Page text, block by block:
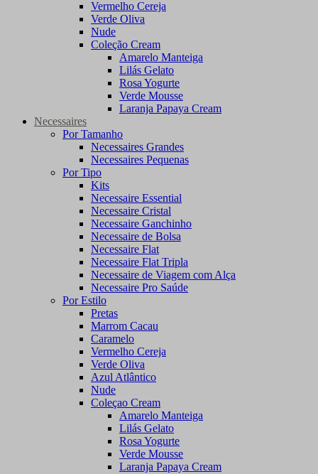
Vermelho Cereja
Verde Oliva
Nude
Coleção Cream
Amarelo Manteiga
Lilás Gelato
Rosa Yogurte
Verde Mousse
Laranja Papaya Cream
Necessaires
Por Tamanho
Necessaires Grandes
Necessaires Pequenas
Por Tipo
Kits
Necessaire Essential
Necessaire Cristal
Necessaire Ganchinho
Necessaire de Bolsa
Necessaire Flat
Necessaire Flat Tripla
Necessaire de Viagem com Alça
Necessaire Pro Saúde
Por Estilo
Pretas
Marrom Cacau
Caramelo
Vermelho Cereja
Verde Oliva
Azul Atlântico
Nude
Coleçao Cream
Amarelo Manteiga
Lilás Gelato
Rosa Yogurte
Verde Mousse
Laranja Papaya Cream